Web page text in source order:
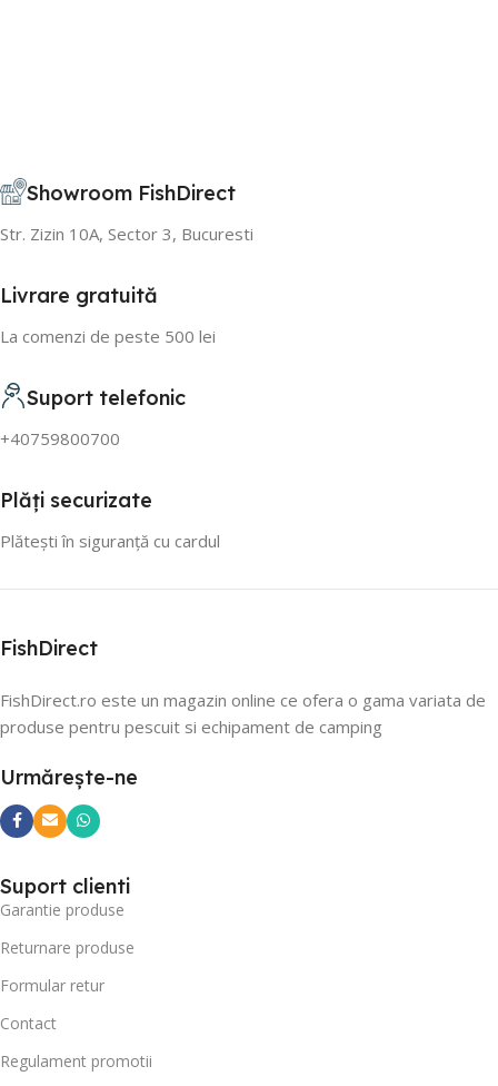
Showroom FishDirect
Str. Zizin 10A, Sector 3, Bucuresti
Livrare gratuită
La comenzi de peste 500 lei
Suport telefonic
+40759800700
Plăți securizate
Plătești în siguranță cu cardul
FishDirect
FishDirect.ro este un magazin online ce ofera o gama variata de
produse pentru pescuit si echipament de camping
Urmărește-ne
Suport clienti
Garantie produse
Returnare produse
Formular retur
Contact
Regulament promotii